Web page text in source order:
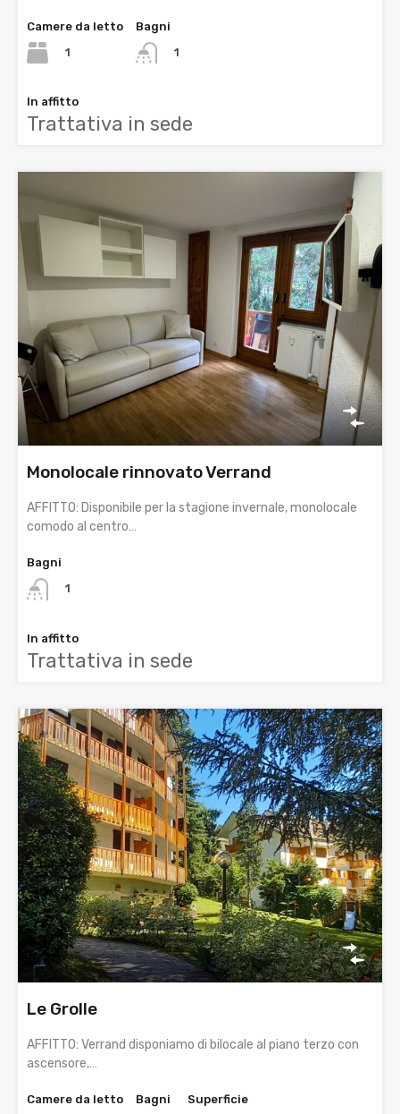
Camere da letto
1
Bagni
1
In affitto
Trattativa in sede
Monolocale rinnovato Verrand
AFFITTO: Disponibile per la stagione invernale, monolocale
comodo al centro…
Bagni
1
In affitto
Trattativa in sede
Le Grolle
AFFITTO: Verrand disponiamo di bilocale al piano terzo con
ascensore,…
Camere da letto Bagni Superficie